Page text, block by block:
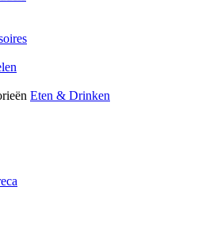
Eten & Drinken